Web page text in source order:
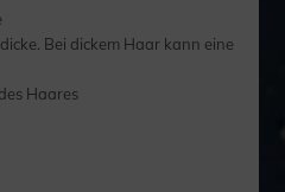
Bei dickem Haar kann eine
Haares